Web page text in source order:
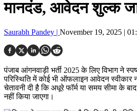
मानदंड, आवेदन शुल्क
Saurabh Pandey | November 19, 2025 |
पंजाब आंगनवाड़ी भर्ती 2025 के लिए विभाग ने
परिस्थिति में कोई भी ऑफलाइन आवेदन स्वीकार
चेतावनी दी है कि अधूरे फॉर्म या समय सीमा के बाद
नहीं किया जाएगा।